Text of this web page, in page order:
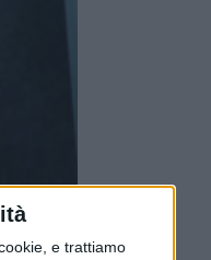
e trattiamo